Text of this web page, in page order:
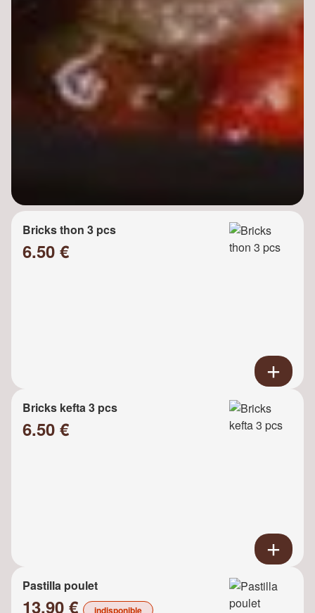
Bricks thon 3 pcs
6.50 €
Bricks kefta 3 pcs
6.50 €
Pastilla poulet
13.90 € indisponible